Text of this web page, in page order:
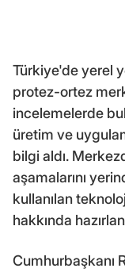
Türkiye'de yerel
protez-ortez
incelemelerde
üretim ve
bilgi aldı.
aşamalarını
kullanılan
hakkında
Cumhurbaşkanı